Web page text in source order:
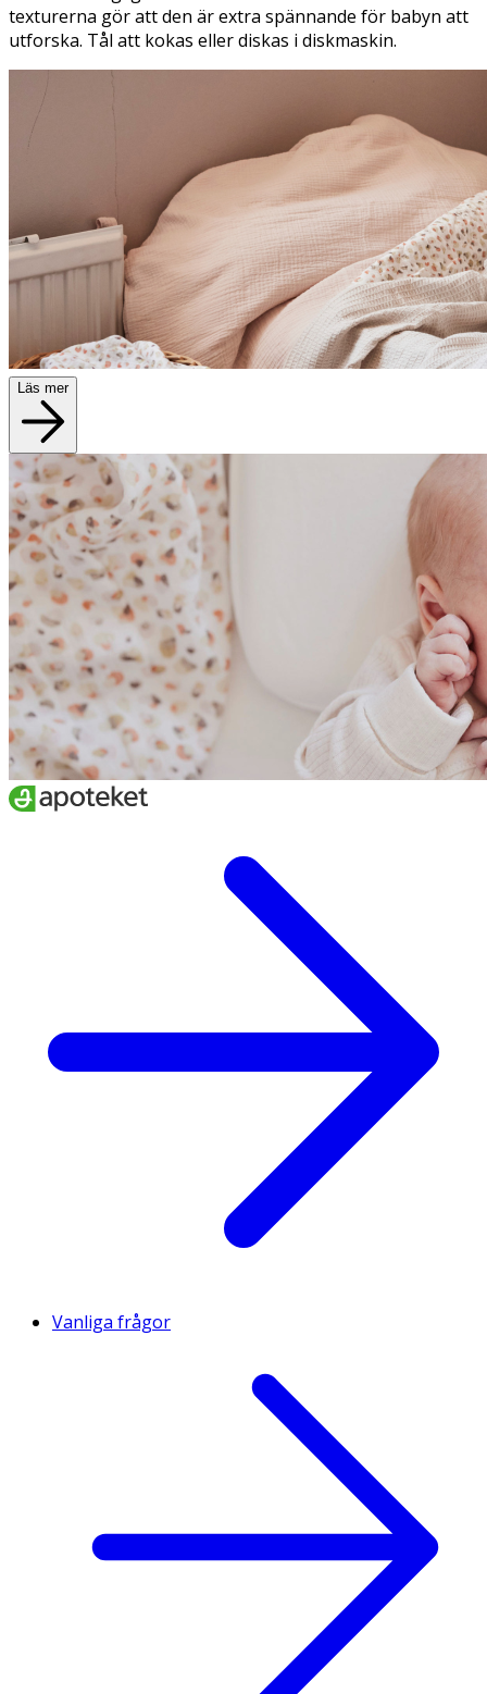
texturerna gör att den är extra spännande för babyn att
utforska. Tål att kokas eller diskas i diskmaskin.
Läs mer
Vanliga frågor